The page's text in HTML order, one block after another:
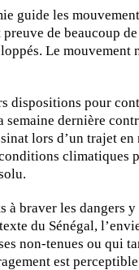
guide les
de beaucoup
Le mouvement
dispositions pour
dernière
lors d’un trajet
climatiques
à braver les
du Sénégal,
non-tenues ou qui
est